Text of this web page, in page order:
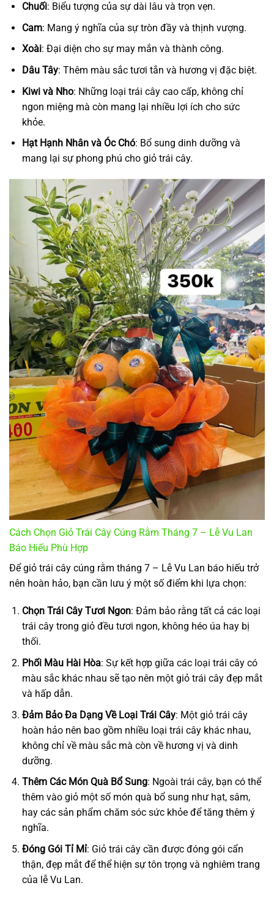
Chuối: Biểu tượng của sự dài lâu và trọn vẹn.
Cam: Mang ý nghĩa của sự tròn đầy và thịnh vượng.
Xoài: Đại diện cho sự may mắn và thành công.
Dâu Tây: Thêm màu sắc tươi tắn và hương vị đặc biệt.
Kiwi và Nho: Những loại trái cây cao cấp, không chỉ
ngon miệng mà còn mang lại nhiều lợi ích cho sức
khỏe.
Hạt Hạnh Nhân và Óc Chó: Bổ sung dinh dưỡng và
mang lại sự phong phú cho giỏ trái cây.
Cách Chọn Giỏ Trái Cây Cúng Rằm Tháng 7 – Lễ Vu Lan
Báo Hiếu Phù Hợp
Để giỏ trái cây cúng rằm tháng 7 – Lễ Vu Lan báo hiếu trở
nên hoàn hảo, bạn cần lưu ý một số điểm khi lựa chọn:
Chọn Trái Cây Tươi Ngon: Đảm bảo rằng tất cả các loại
trái cây trong giỏ đều tươi ngon, không héo úa hay bị
thối.
Phối Màu Hài Hòa: Sự kết hợp giữa các loại trái cây có
màu sắc khác nhau sẽ tạo nên một giỏ trái cây đẹp mắt
và hấp dẫn.
Đảm Bảo Đa Dạng Về Loại Trái Cây: Một giỏ trái cây
hoàn hảo nên bao gồm nhiều loại trái cây khác nhau,
không chỉ về màu sắc mà còn về hương vị và dinh
dưỡng.
Thêm Các Món Quà Bổ Sung: Ngoài trái cây, bạn có thể
thêm vào giỏ một số món quà bổ sung như hạt, sâm,
hay các sản phẩm chăm sóc sức khỏe để tăng thêm ý
nghĩa.
Đóng Gói Tỉ Mỉ: Giỏ trái cây cần được đóng gói cẩn
thận, đẹp mắt để thể hiện sự tôn trọng và nghiêm trang
của lễ Vu Lan.